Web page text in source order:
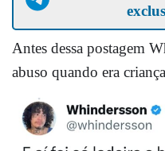
Antes dessa postagem
abuso quando era